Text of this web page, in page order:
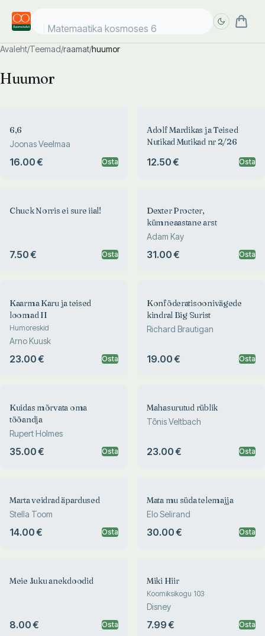
Matemaatika kosmoses 6+
Avaleht/Teemad/raamat/huumor
Huumor
6,6
Joonas Veelmaa
16.00 € Osta
Adolf Mardikas ja Teised
Nutikad Mutikad nr 2/26
12.50 € Osta
Chuck Norris ei sure iial!
7.50 € Osta
Dexter Procter,
kümneaastane arst
Adam Kay
31.00 € Osta
Kaarma Karu ja teised
loomad II
Humoreskid
Arno Kuusk
23.00 € Osta
Konföderatisoonivägede
kindral Big Surist
Richard Brautigan
19.00 € Osta
Kuidas mõrvata oma
tööandja
Rupert Holmes
35.00 € Osta
Mahasurutud rüblik
Tõnis Veltbach
23.00 € Osta
Marta veidrad äpardused
Stella Toom
14.00 € Osta
Mata mu süda telemajja
Elo Selirand
30.00 € Osta
Meie Juku anekdoodid
8.00 € Osta
Miki Hiir
Koomiksikogu 103
Disney
7.99 € Osta